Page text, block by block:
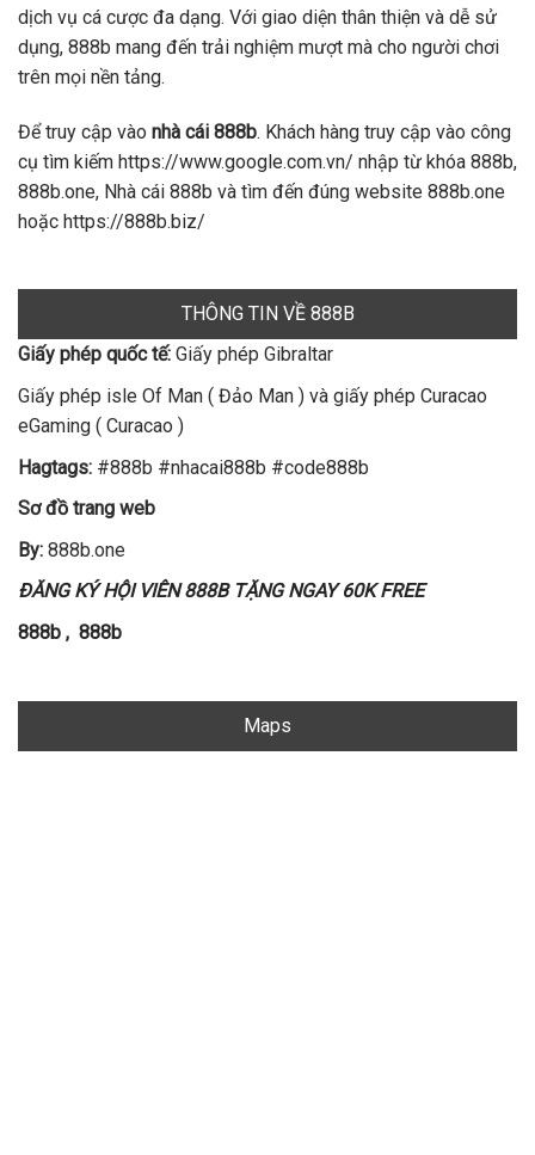
dịch vụ cá cược đa dạng. Với giao diện thân thiện và dễ sử
dụng, 888b mang đến trải nghiệm mượt mà cho người chơi
trên mọi nền tảng.
Để truy cập vào nhà cái 888b. Khách hàng truy cập vào công
cụ tìm kiếm https://www.google.com.vn/ nhập từ khóa 888b,
888b.one, Nhà cái 888b và tìm đến đúng website 888b.one
hoặc https://888b.biz/
THÔNG TIN VỀ 888B
Giấy phép quốc tế: Giấy phép Gibraltar
Giấy phép isle Of Man ( Đảo Man ) và giấy phép Curacao
eGaming ( Curacao )
Hagtags: #888b #nhacai888b #code888b
Sơ đồ trang web
By: 888b.one
ĐĂNG KÝ HỘI VIÊN 888B TẶNG NGAY 60K FREE
888b , 888b
Maps